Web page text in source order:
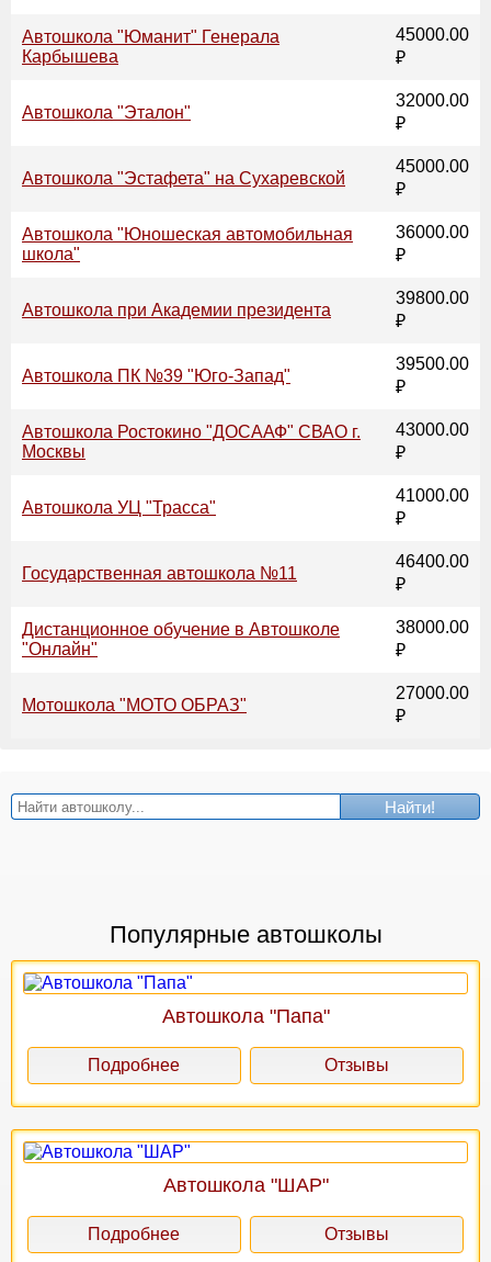
Автошкола "Юманит" Генерала
Карбышева
45000.00
₽
Автошкола "Эталон"
32000.00
₽
Автошкола "Эстафета" на Сухаревской
45000.00
₽
Автошкола "Юношеская автомобильная
школа"
36000.00
₽
Автошкола при Академии президента
39800.00
₽
Автошкола ПК №39 "Юго-Запад"
39500.00
₽
Автошкола Ростокино "ДОСААФ" СВАО г.
Москвы
43000.00
₽
Автошкола УЦ "Трасса"
41000.00
₽
Государственная автошкола №11
46400.00
₽
Дистанционное обучение в Автошколе
"Онлайн"
38000.00
₽
Мотошкола "МОТО ОБРАЗ"
27000.00
₽
Найти!
Популярные автошколы
Автошкола "Папа"
Подробнее Отзывы
Автошкола "ШАР"
Подробнее Отзывы